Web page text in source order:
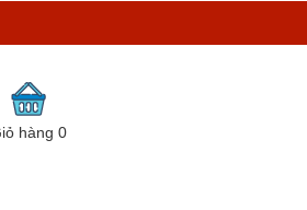
hàng0